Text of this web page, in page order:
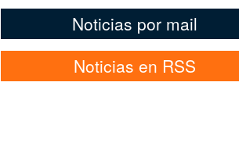
Noticias por mail
Noticias en RSS